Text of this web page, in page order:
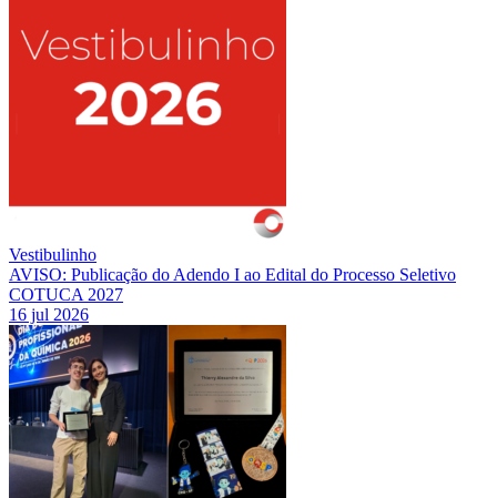
Vestibulinho
AVISO: Publicação do Adendo I ao Edital do Processo Seletivo
COTUCA 2027
16 jul 2026